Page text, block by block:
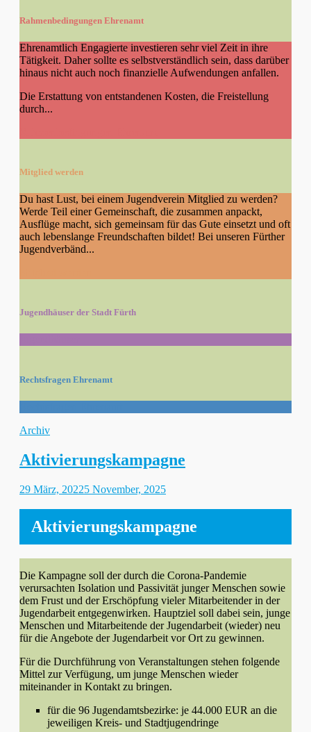
Rahmenbedingungen Ehrenamt
Ehrenamtlich Engagierte investieren sehr viel Zeit in ihre
Tätigkeit. Daher sollte es selbstverständlich sein, dass darüber
hinaus nicht auch noch finanzielle Aufwendungen anfallen.
Die Erstattung von entstandenen Kosten, die Freistellung
durch...
Mitglied werden
Du hast Lust, bei einem Jugendverein Mitglied zu werden?
Werde Teil einer Gemeinschaft, die zusammen anpackt,
Ausflüge macht, sich gemeinsam für das Gute einsetzt und oft
auch lebenslange Freundschaften bildet! Bei unseren Fürther
Jugendverbänd...
Jugendhäuser der Stadt Fürth
Rechtsfragen Ehrenamt
Kategorien
Archiv
Aktivierungskampagne
Gepostet
29 März, 20225 November, 2025
Aktivierungskampagne
Die Kampagne soll der durch die Corona-Pandemie
verursachten Isolation und Passivität junger Menschen sowie
dem Frust und der Erschöpfung vieler Mitarbeitender in der
Jugendarbeit entgegenwirken. Hauptziel soll dabei sein, junge
Menschen und Mitarbeitende der Jugendarbeit (wieder) neu
für die Angebote der Jugendarbeit vor Ort zu gewinnen.
Für die Durchführung von Veranstaltungen stehen folgende
Mittel zur Verfügung, um junge Menschen wieder
miteinander in Kontakt zu bringen.
für die 96 Jugendamtsbezirke: je 44.000 EUR an die
jeweiligen Kreis- und Stadtjugendringe